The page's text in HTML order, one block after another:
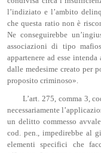
l’indiziato e l’ambito
che questa ratio non è
Ne conseguirebbe
associazioni di tipo
appartenere ad esse
dalle medesime creato per
proposito criminoso».
L’art. 275, comma 3,
necessariamente
un delitto commesso
cod. pen., impedirebbe al
elementi specifici che